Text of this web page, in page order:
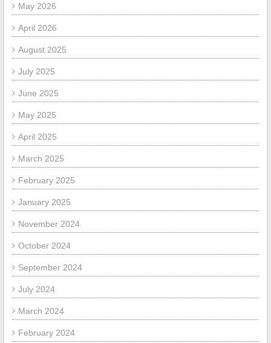
May 2026
April 2026
August 2025
July 2025
June 2025
May 2025
April 2025
March 2025
February 2025
January 2025
November 2024
October 2024
September 2024
July 2024
March 2024
February 2024